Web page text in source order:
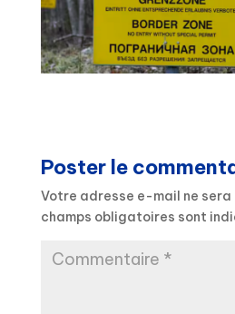
Poster le
Votre adresse e-mail ne sera
champs obligatoires sont